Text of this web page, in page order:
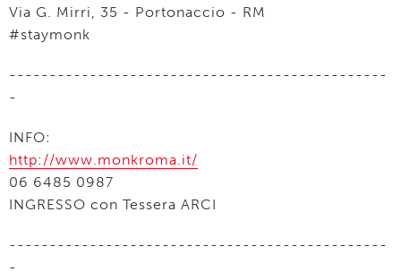
Via G. Mirri, 35 - Portonaccio - RM
#staymonk
-----------------------------------------------
-
INFO:
http://www.monkroma.it/
06 6485 0987
INGRESSO con Tessera ARCI
-----------------------------------------------
-